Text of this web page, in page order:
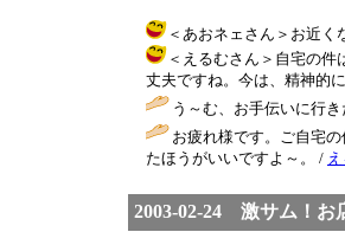
＜あおネェさん＞お近く
＜えるむさん＞自宅の
丈夫ですね。今は、精神的
う～む、お手伝いに行
お疲れ様です。ご自宅
たほうがいいですよ～。 /
2003-02-24 激サム！お